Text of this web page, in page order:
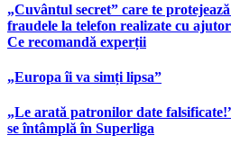
„Cuvântul secret” care te
fraudele la telefon realizate cu
Ce recomandă experții
„Europa îi va simți lipsa”
„Le arată patronilor date
se întâmplă în Superliga